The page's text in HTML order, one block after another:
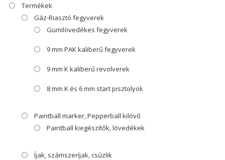
Termékek
Gáz-Riasztó fegyverek
Gumilövedékes fegyverek
9 mm PAK kaliberű fegyverek
9 mm K kaliberű revolverek
8 mm K és 6 mm start pisztolyok
Paintball marker, Pepperball kilövő
Paintball kiegészítők, lövedékek
Íjak, számszeríjak, csúzlik